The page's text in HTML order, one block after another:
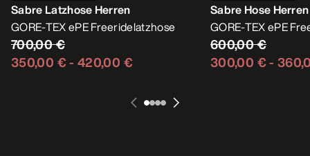
Sabre Latzhose Herren
GORE-TEX ePE Freeridelatzhose
700,00 €
350,00 €- 420,00 €
Sabre Hose Herren
GORE-TEX ePE
600,00 €
300,00 €-